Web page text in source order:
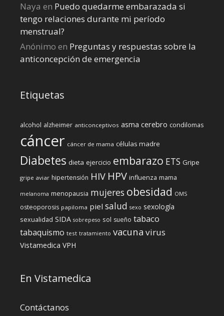
Naya en Puedo quedarme embarazada si
tengo relaciones durante mi perí­odo
menstrual?
Anónimo en Preguntas y respuestas sobre la
anticoncepción de emergencia
Etiquetas
alcohol alzheimer anticonceptivos asma cerebro condilomas
cáncer cáncer de mama células madre
Diabetes dieta ejercicio embarazo ETS Gripe
gripe aviar hipertensión HIV HPV influenza mama
melanoma menopausia mujeres obesidad OMS
osteoporosis papiloma piel salud sexo sexología
sexualidad SIDA sobrepeso sol sueño tabaco
tabaquismo test tratamiento vacuna virus
Vistamedica VPH
En Vistamedica
Contáctanos